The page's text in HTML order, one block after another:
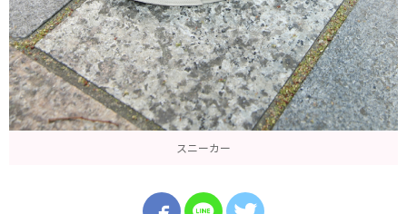
スニーカー